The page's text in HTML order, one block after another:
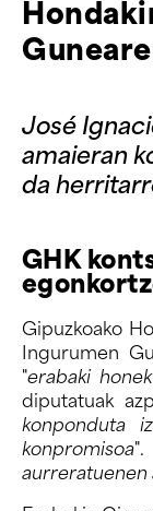
José
amaieran
da
GHK
Gipuzkoako
Ingurumen
"erabaki
diputatuak
konponduta
konpromisoa".
aurreratuenen